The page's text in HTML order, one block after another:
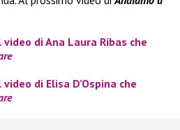
video di Ana Laura Ribas che
video di Elisa D’Ospina che